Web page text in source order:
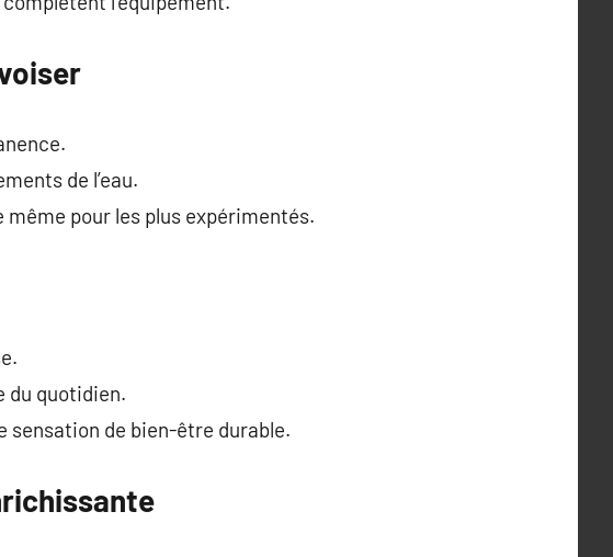
de l’eau.
pour les plus expérimentés.
du quotidien.
sensation de bien-être durable.